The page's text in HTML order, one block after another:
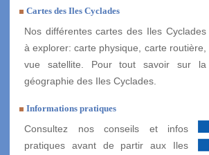
Cartes des Iles Cyclades
Nos différentes cartes des Iles Cyclades
à explorer: carte physique, carte routière,
vue satellite. Pour tout savoir sur la
géographie des Iles Cyclades.
Informations pratiques
Consultez nos conseils et infos
pratiques avant de partir aux Iles